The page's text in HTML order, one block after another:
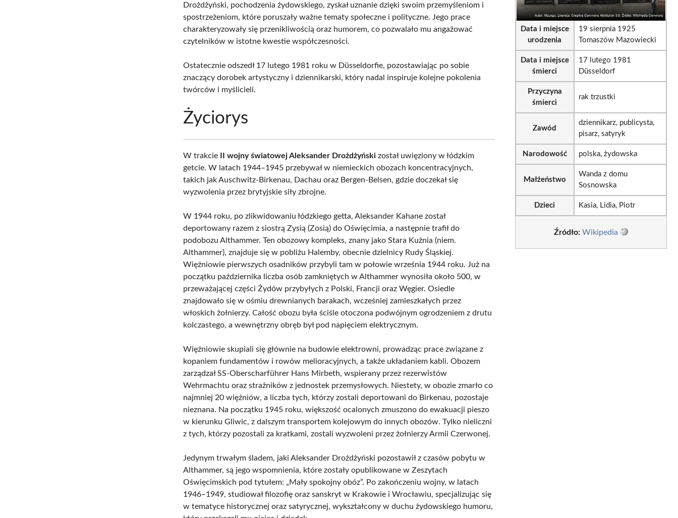
Drożdżyński, pochodzenia żydowskiego, zyskał uznanie dzięki swoim przemyśleniom i
spostrzeżeniom, które poruszały ważne tematy społeczne i polityczne. Jego prace
charakteryzowały się przenikliwością oraz humorem, co pozwalało mu angażować
czytelników w istotne kwestie współczesności.
Ostatecznie odszedł 17 lutego 1981 roku w Düsseldorfie, pozostawiając po sobie
znaczący dorobek artystyczny i dziennikarski, który nadal inspiruje kolejne pokolenia
twórców i myślicieli.
Życiorys
W trakcie II wojny światowej Aleksander Drożdżyński został uwięziony w łódzkim
getcie. W latach 1944–1945 przebywał w niemieckich obozach koncentracyjnych,
takich jak Auschwitz-Birkenau, Dachau oraz Bergen-Belsen, gdzie doczekał się
wyzwolenia przez brytyjskie siły zbrojne.
W 1944 roku, po zlikwidowaniu łódzkiego getta, Aleksander Kahane został
deportowany razem z siostrą Zysią (Zosią) do Oświęcimia, a następnie trafił do
podobozu Althammer. Ten obozowy kompleks, znany jako Stara Kuźnia (niem.
Althammer), znajduje się w pobliżu Halemby, obecnie dzielnicy Rudy Śląskiej.
Więźniowie pierwszych osadników przybyli tam w połowie września 1944 roku. Już na
początku października liczba osób zamkniętych w Althammer wynosiła około 500, w
przeważającej części Żydów przybyłych z Polski, Francji oraz Węgier. Osiedle
znajdowało się w ośmiu drewnianych barakach, wcześniej zamieszkałych przez
włoskich żołnierzy. Całość obozu była ściśle otoczona podwójnym ogrodzeniem z drutu
kolczastego, a wewnętrzny obręb był pod napięciem elektrycznym.
Więźniowie skupiali się głównie na budowie elektrowni, prowadząc prace związane z
kopaniem fundamentów i rowów melioracyjnych, a także układaniem kabli. Obozem
zarządzał SS-Oberscharführer Hans Mirbeth, wspierany przez rezerwistów
Wehrmachtu oraz strażników z jednostek przemysłowych. Niestety, w obozie zmarło co
najmniej 20 więźniów, a liczba tych, którzy zostali deportowani do Birkenau, pozostaje
nieznana. Na początku 1945 roku, większość ocalonych zmuszono do ewakuacji pieszo
w kierunku Gliwic, z dalszym transportem kolejowym do innych obozów. Tylko nieliczni
z tych, którzy pozostali za kratkami, zostali wyzwoleni przez żołnierzy Armii Czerwonej.
Jedynym trwałym śladem, jaki Aleksander Drożdżyński pozostawił z czasów pobytu w
Althammer, są jego wspomnienia, które zostały opublikowane w Zeszytach
Oświęcimskich pod tytułem: „Mały spokojny obóz”. Po zakończeniu wojny, w latach
1946–1949, studiował filozofię oraz sanskryt w Krakowie i Wrocławiu, specjalizując się
w tematyce historycznej oraz satyrycznej, wykształcony w duchu żydowskiego humoru,
Data i miejsce
urodzenia
19 sierpnia 1925
Tomaszów Mazowiecki
Data i miejsce
śmierci
17 lutego 1981
Düsseldorf
Przyczyna
śmierci
rak trzustki
Zawód
dziennikarz, publicysta,
pisarz, satyryk
Narodowość polska, żydowska
Małżeństwo
Wanda z domu
Sosnowska
Dzieci Kasia, Lidia, Piotr
Źródło: Wikipedia